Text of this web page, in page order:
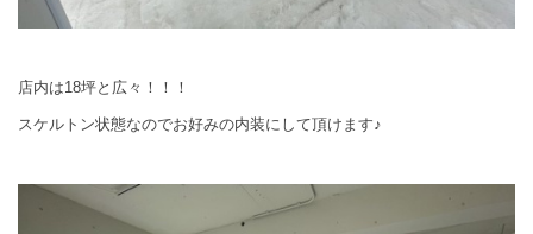
店内は18坪と広々！！！
スケルトン状態なのでお好みの内装にして頂けます♪